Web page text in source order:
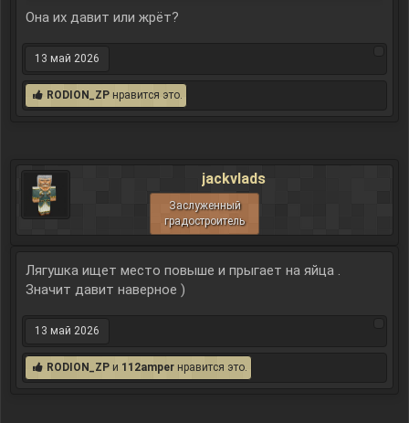
Она их давит или жрёт?
13 май 2026
RODION_ZP нравится это.
jackvlads
Заслуженный
градостроитель
Лягушка ищет место повыше и прыгает на яйца .
Значит давит наверное )
13 май 2026
RODION_ZP и 112amper нравится это.